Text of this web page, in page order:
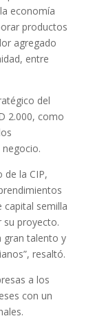
economía
productos
agregado
entre
del
2.000, como
de la CIP,
capital semilla
su proyecto.
gran talento y
resaltó.
a los
con un